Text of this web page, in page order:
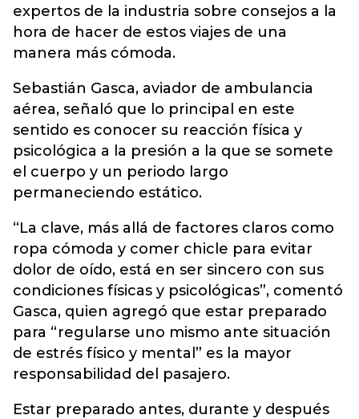
expertos de la industria sobre consejos a la
hora de hacer de estos viajes de una
manera más cómoda.
Sebastián Gasca, aviador de ambulancia
aérea, señaló que lo principal en este
sentido es conocer su reacción física y
psicológica a la presión a la que se somete
el cuerpo y un periodo largo
permaneciendo estático.
“La clave, más allá de factores claros como
ropa cómoda y comer chicle para evitar
dolor de oído, está en ser sincero con sus
condiciones físicas y psicológicas”, comentó
Gasca, quien agregó que estar preparado
para “regularse uno mismo ante situación
de estrés físico y mental” es la mayor
responsabilidad del pasajero.
Estar preparado antes, durante y después